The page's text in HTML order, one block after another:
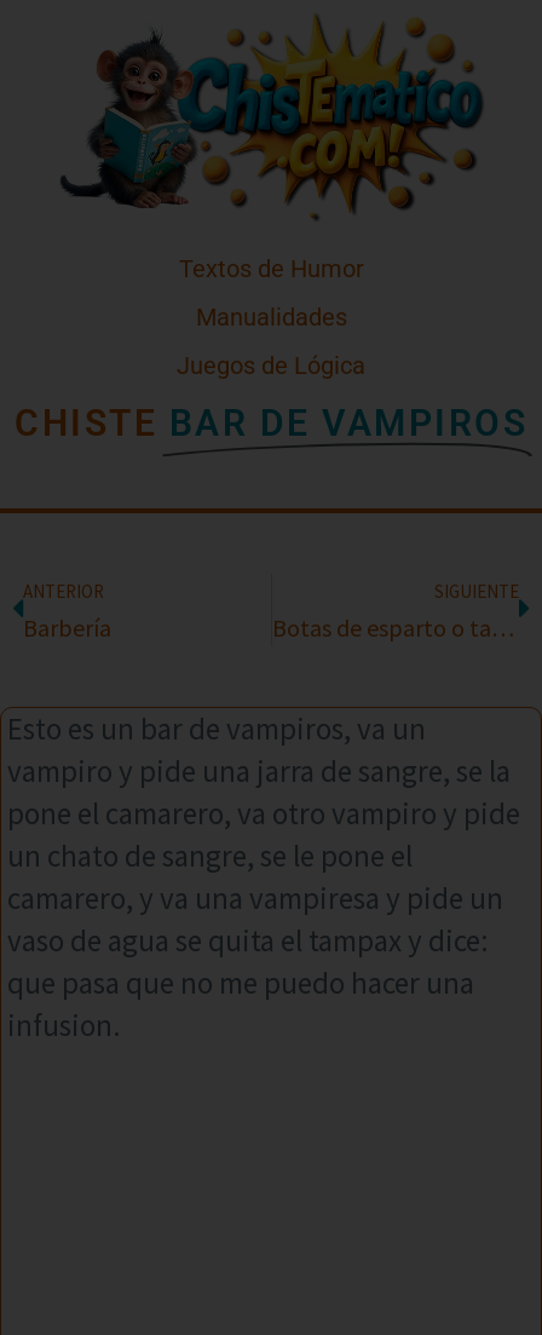
Textos de Humor
Manualidades
Juegos de Lógica
CHISTE BAR DE VAMPIROS
ANTERIOR
Barbería
SIGUIENTE
Botas de esparto o tacos?
Esto es un bar de vampiros, va un
vampiro y pide una jarra de sangre, se la
pone el camarero, va otro vampiro y pide
un chato de sangre, se le pone el
camarero, y va una vampiresa y pide un
vaso de agua se quita el tampax y dice:
que pasa que no me puedo hacer una
infusion.